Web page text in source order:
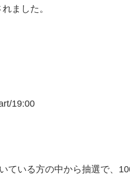
ました。
19:00
ている方の中から抽選で、